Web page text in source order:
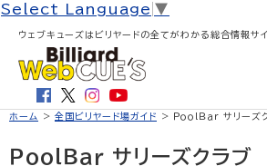
Select Language ▼
ウェブキューズはビリヤードの全てがわかる総合情報サイ
ホーム > 全国ビリヤード場ガイド > ＰｏｏｌＢａｒ サリーズ
ＰｏｏｌＢａｒ サリーズクラブ